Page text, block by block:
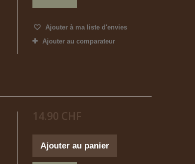
Ajouter à ma liste d'envies
Ajouter au comparateur
14.90 CHF
Ajouter au panier